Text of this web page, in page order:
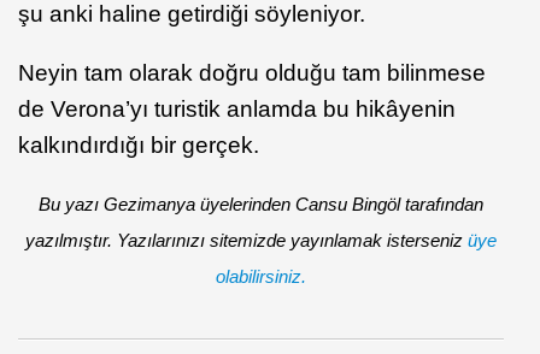
şu anki haline getirdiği söyleniyor.
Neyin tam olarak doğru olduğu tam bilinmese
de Verona’yı turistik anlamda bu hikâyenin
kalkındırdığı bir gerçek.
Bu yazı Gezimanya üyelerinden Cansu Bingöl tarafından
yazılmıştır. Yazılarınızı sitemizde yayınlamak isterseniz üye
olabilirsiniz.